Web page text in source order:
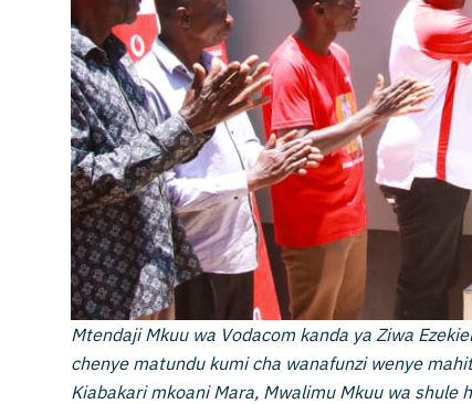
Mtendaji Mkuu wa Vodacom kanda ya Ziwa
chenye matundu kumi cha wanafunzi wenye
Kiabakari mkoani Mara, Mwalimu Mkuu wa shule